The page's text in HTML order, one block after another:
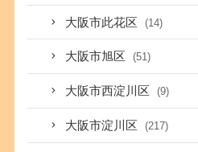
大阪市此花区 (14)
大阪市旭区 (51)
大阪市西淀川区 (9)
大阪市淀川区 (217)